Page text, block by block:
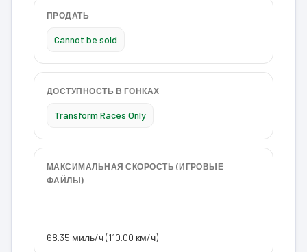
ПРОДАТЬ
Cannot be sold
ДОСТУПНОСТЬ В ГОНКАХ
Transform Races Only
МАКСИМАЛЬНАЯ СКОРОСТЬ (ИГРОВЫЕ
ФАЙЛЫ)
68.35 миль/ч (110.00 км/ч)